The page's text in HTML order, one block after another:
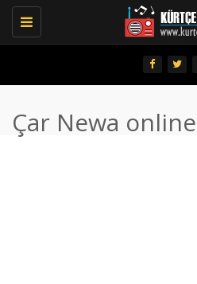
Toggle
navigation
Çar Newa